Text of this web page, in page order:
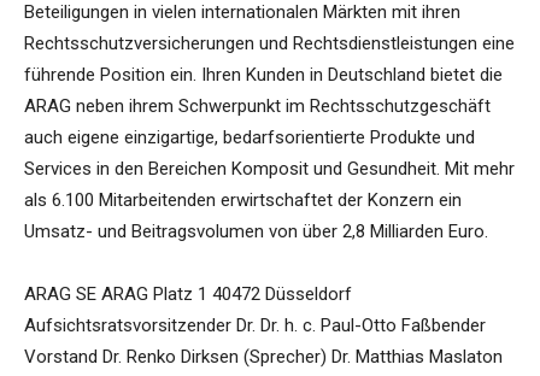
Beteiligungen in vielen internationalen Märkten mit ihren
Rechtsschutzversicherungen und Rechtsdienstleistungen eine
führende Position ein. Ihren Kunden in Deutschland bietet die
ARAG neben ihrem Schwerpunkt im Rechtsschutzgeschäft
auch eigene einzigartige, bedarfsorientierte Produkte und
Services in den Bereichen Komposit und Gesundheit. Mit mehr
als 6.100 Mitarbeitenden erwirtschaftet der Konzern ein
Umsatz- und Beitragsvolumen von über 2,8 Milliarden Euro.
ARAG SE ARAG Platz 1 40472 Düsseldorf
Aufsichtsratsvorsitzender Dr. Dr. h. c. Paul-Otto Faßbender
Vorstand Dr. Renko Dirksen (Sprecher) Dr. Matthias Maslaton